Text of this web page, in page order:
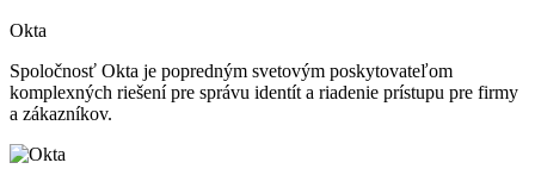
Okta
Spoločnosť Okta je popredným svetovým poskytovateľom
komplexných riešení pre správu identít a riadenie prístupu pre firmy
a zákazníkov.